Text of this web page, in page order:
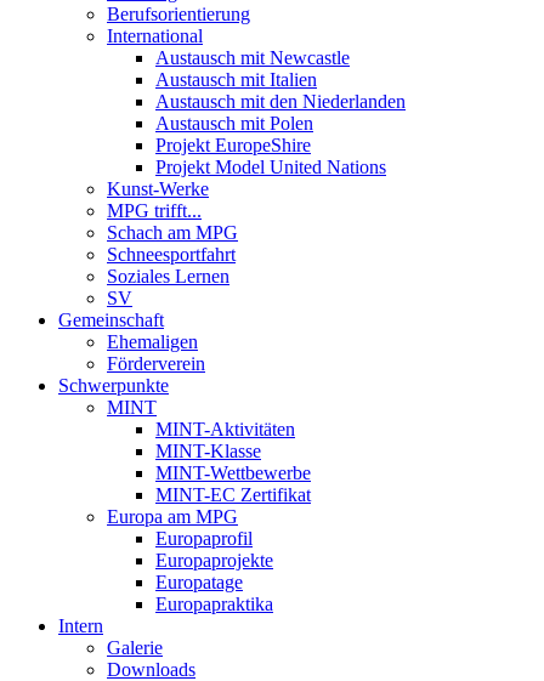
Berufsorientierung
International
Austausch mit Newcastle
Austausch mit Italien
Austausch mit den Niederlanden
Austausch mit Polen
Projekt EuropeShire
Projekt Model United Nations
Kunst-Werke
MPG trifft...
Schach am MPG
Schneesportfahrt
Soziales Lernen
SV
Gemeinschaft
Ehemaligen
Förderverein
Schwerpunkte
MINT
MINT-Aktivitäten
MINT-Klasse
MINT-Wettbewerbe
MINT-EC Zertifikat
Europa am MPG
Europaprofil
Europaprojekte
Europatage
Europapraktika
Intern
Galerie
Downloads